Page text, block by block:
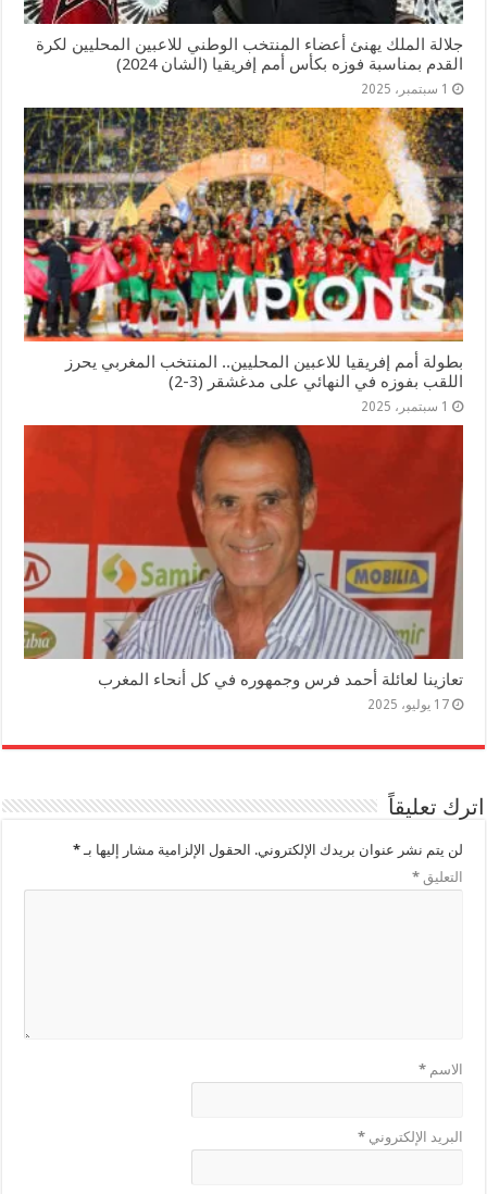
جلالة الملك يهنئ أعضاء المنتخب الوطني للاعبين المحليين لكرة
القدم بمناسبة فوزه بكأس أمم إفریقیا (الشان 2024)
1 سبتمبر، 2025
بطولة أمم إفريقيا للاعبين المحليين.. المنتخب المغربي يحرز
اللقب بفوزه في النهائي على مدغشقر (3-2)
1 سبتمبر، 2025
تعازينا لعائلة أحمد فرس وجمهوره في كل أنحاء المغرب
17 يوليو، 2025
اترك تعليقاً
لن يتم نشر عنوان بريدك الإلكتروني. الحقول الإلزامية مشار إليها بـ*
التعليق*
الاسم*
البريد الإلكتروني*